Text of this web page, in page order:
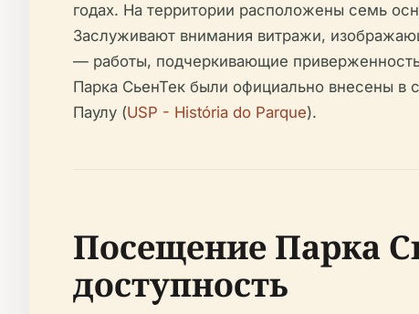
годах. На территории расположены семь
Заслуживают внимания витражи,
— работы, подчеркивающие приверженность
Парка СьенТек были официально внесены в
Паулу (USP - História do Parque).
Посещение Парка
доступность